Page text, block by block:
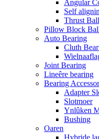
Angular
Self
Thrust
Pillow Block
Auto Bearing
Cluth
Joint Bearing
Lineêre bearing
Bearing
Adapter
Slotmoer
Ynlûken
Bushing
Oaren
Hybride